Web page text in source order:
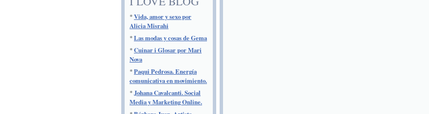
*Vida, amor y sexo por
Alicia Misrahi
*Las modas y cosas de Gema
*Cuinar i Glosar por Mari
Nova
*Paqui Pedrosa. Energía
comunicativa en movimiento.
*Johana Cavalcanti. Social
Media y Marketing Online.